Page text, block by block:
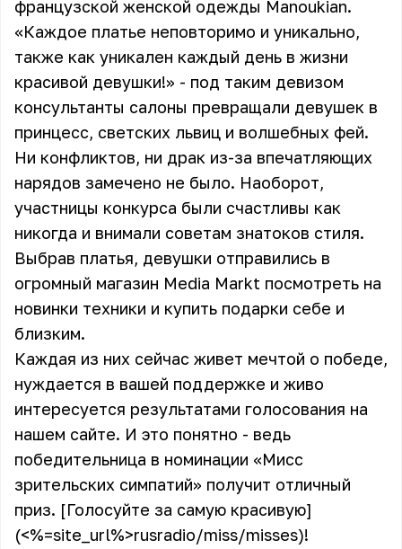
французской женской одежды Manoukian.
«Каждое платье неповторимо и уникально,
также как уникален каждый день в жизни
красивой девушки!» - под таким девизом
консультанты салоны превращали девушек в
принцесс, светских львиц и волшебных фей.
Ни конфликтов, ни драк из-за впечатляющих
нарядов замечено не было. Наоборот,
участницы конкурса были счастливы как
никогда и внимали советам знатоков стиля.
Выбрав платья, девушки отправились в
огромный магазин Media Markt посмотреть на
новинки техники и купить подарки себе и
близким.
Каждая из них сейчас живет мечтой о победе,
нуждается в вашей поддержке и живо
интересуется результатами голосования на
нашем сайте. И это понятно - ведь
победительница в номинации «Мисс
зрительских симпатий» получит отличный
приз. [Голосуйте за самую красивую]
(<%=site_url%>rusradio/miss/misses)!